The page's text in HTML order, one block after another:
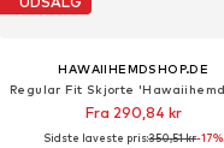
HAWAIIHEMDSHOP.DE
Fra 290,84 kr
Sidste laveste pris:350,51 kr-17%